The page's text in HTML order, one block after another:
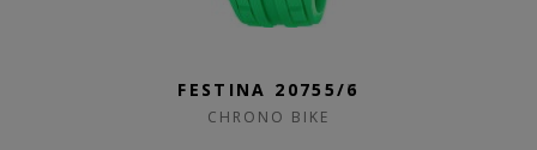
FESTINA 20755/6
CHRONO BIKE